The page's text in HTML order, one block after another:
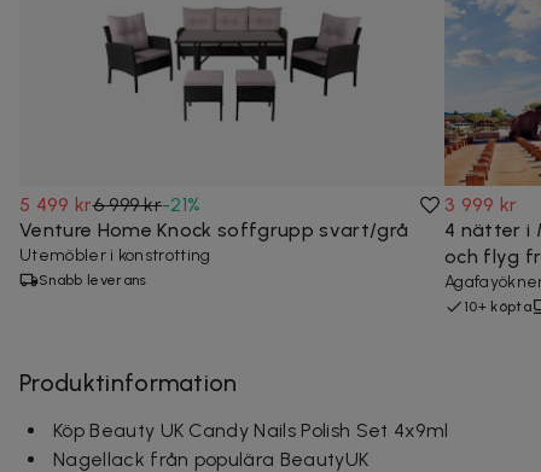
5 499 kr6 999 kr-21%
Venture Home Knock soffgrupp svart/grå
Utemöbler i konstrotting
Snabb leverans
3 999 kr
4 nätter i
och flyg
10+ köpta
Produktinformation
Köp Beauty UK Candy Nails Polish Set 4x9ml
Nagellack från populära BeautyUK